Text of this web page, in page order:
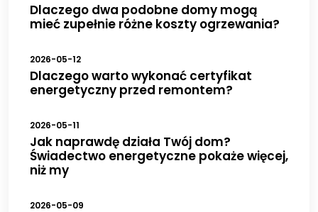
Dlaczego dwa podobne domy mogą
mieć zupełnie różne koszty ogrzewania?
2026-05-12
Dlaczego warto wykonać certyfikat
energetyczny przed remontem?
2026-05-11
Jak naprawdę działa Twój dom?
Świadectwo energetyczne pokaże więcej,
niż my
2026-05-09